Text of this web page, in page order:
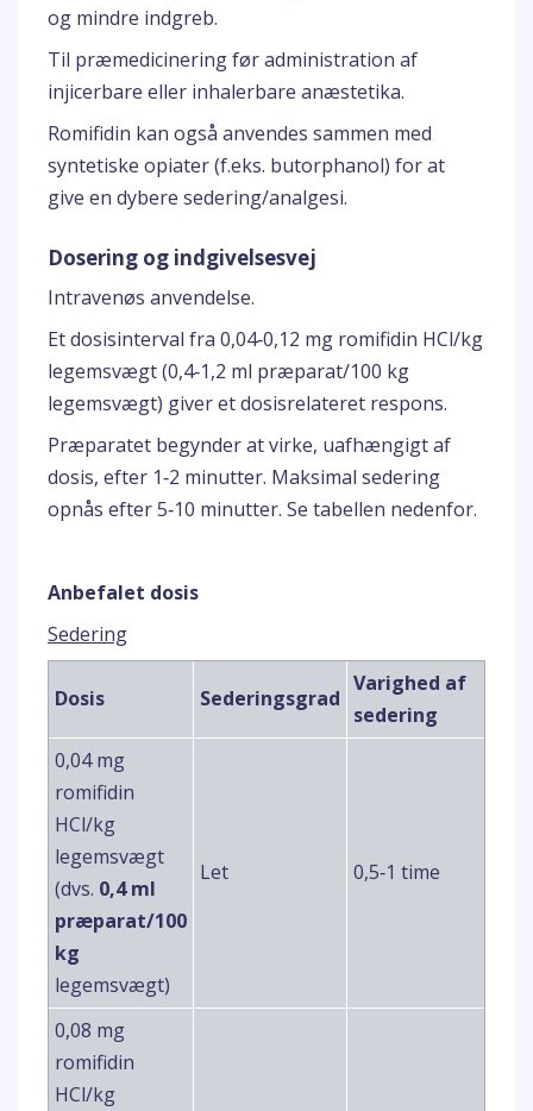
og mindre indgreb.
Til præmedicinering før administration af
injicerbare eller inhalerbare anæstetika.
Romifidin kan også anvendes sammen med
syntetiske opiater (f.eks. butorphanol) for at
give en dybere sedering/analgesi.
Dosering og indgivelsesvej
Intravenøs anvendelse.
Et dosisinterval fra 0,04‑0,12 mg romifidin HCl/kg
legemsvægt (0,4‑1,2 ml præparat/100 kg
legemsvægt) giver et dosisrelateret respons.
Præparatet begynder at virke, uafhængigt af
dosis, efter 1‑2 minutter. Maksimal sedering
opnås efter 5‑10 minutter. Se tabellen nedenfor.
Anbefalet dosis
Sedering
Dosis Sederingsgrad
Varighed af
sedering
0,04 mg
romifidin
HCl/kg
legemsvægt
(dvs. 0,4 ml
præparat/100
kg
legemsvægt)
Let 0,5‑1 time
0,08 mg
romifidin
HCl/kg